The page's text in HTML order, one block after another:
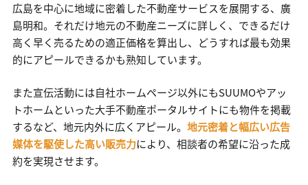
広島を中心に地域に密着した不動産サービスを展開する、廣
島明和。それだけ地元の不動産ニーズに詳しく、できるだけ
高く早く売るための適正価格を算出し、どうすれば最も効果
的にアピールできるかも熟知しています。
また宣伝活動には自社ホームページ以外にもSUUMOやアッ
トホームといった大手不動産ポータルサイトにも物件を掲載
するなど、地元内外に広くアピール。 地元密着と幅広い広告
媒体を駆使した高い販売力により、相談者の希望に沿った成
約を実現させます。